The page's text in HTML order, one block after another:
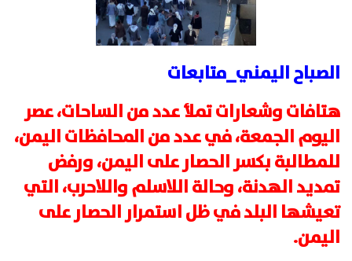
الصباح اليمني_متابعات
هتافات وشعارات تملأ عدد من الساحات، عصر
اليوم الجمعة، في عدد من المحافظات اليمن،
للمطالبة بكسر الحصار على اليمن، ورفض
تمديد الهدنة، وحالة اللاسلم واللاحرب، التي
تعيشها البلد في ظل استمرار الحصار على
اليمن.